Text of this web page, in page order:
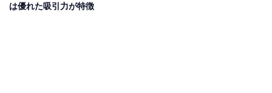
独自のSilentTouch技術
は優れた吸引力が特徴